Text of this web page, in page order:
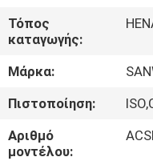
ΠΕΡΊΠΟΥ
ΕΜΕΊΣ
ΓΎΡΟΣ
ΕΡΓΟΣΤΑΣΊΩΝ
Τόπος
καταγωγής:
Μάρκα:
Πιστοποίηση:
Αριθμό
μοντέλου: